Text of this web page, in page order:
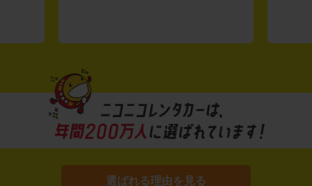
選ばれる理由を見る